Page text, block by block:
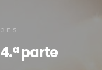
parte